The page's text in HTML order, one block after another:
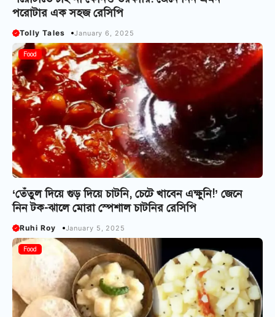
পরোটার এক সহজ রেসিপি
Tolly Tales January 6, 2025
Food
‘তেঁতুল দিয়ে গুড় দিয়ে চাটনি, চেটে খাবেন এক্ষুনি!’ জেনে
নিন টক-ঝালে মোরা স্পেশাল চাটনির রেসিপি
Ruhi Roy January 5, 2025
Food